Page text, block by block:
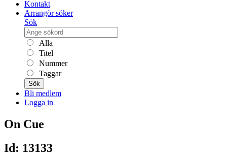
Kontakt
Arrangör söker
Sök
Alla
Titel
Nummer
Taggar
Sök
Bli medlem
Logga in
On Cue
Id: 13133